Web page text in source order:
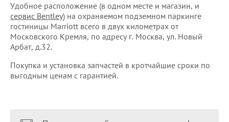
Удобное расположение (в одном месте и магазин, и
сервис Bentley) на охраняемом подземном паркинге
гостиницы Marriott всего в двух километрах от
Московского Кремля, по адресу г. Москва, ул. Новый
Арбат, д.32.
Покупка и установка запчастей в кротчайшие сроки по
выгодным ценам с гарантией.